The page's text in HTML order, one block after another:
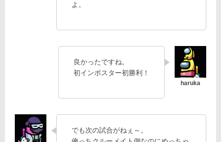
よ。
良かったですね。
初インポスター初勝利！
でも次の試合がねぇ～。